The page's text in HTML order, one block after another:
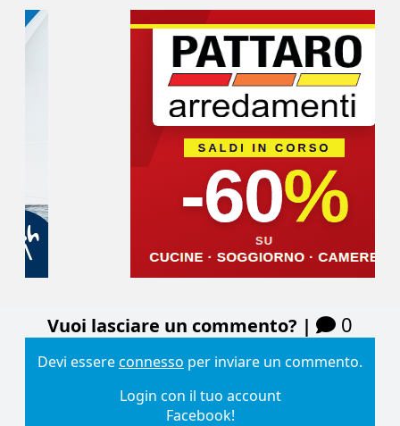
Vuoi lasciare un commento? | 0
Devi essereconnesso per inviare un commento.
Login con il tuo account
Facebook!